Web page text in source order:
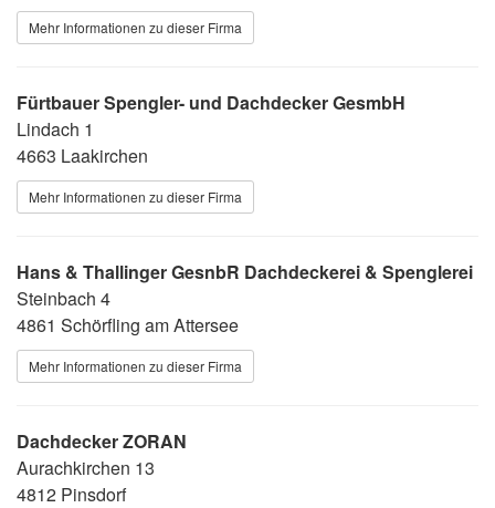
Mehr Informationen zu dieser Firma
Fürtbauer Spengler- und Dachdecker GesmbH
Lindach 1
4663 Laakirchen
Mehr Informationen zu dieser Firma
Hans & Thallinger GesnbR Dachdeckerei & Spenglerei
Steinbach 4
4861 Schörfling am Attersee
Mehr Informationen zu dieser Firma
Dachdecker ZORAN
Aurachkirchen 13
4812 Pinsdorf